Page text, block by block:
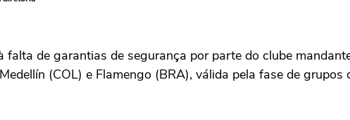
de garantias de segurança por parte do clube
(COL) e Flamengo (BRA), válida pela fase de grupos